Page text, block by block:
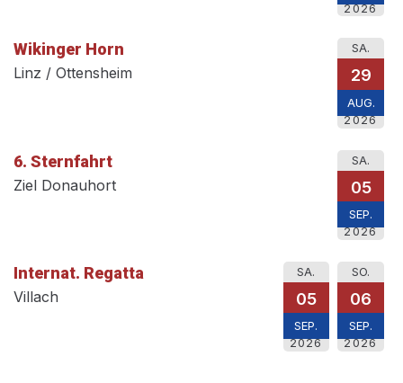
2026
SA.
29
AUG.
2026
Wikinger Horn
Linz / Ottensheim
SA.
05
SEP.
2026
6. Sternfahrt
Ziel Donauhort
SA.
05
SEP.
2026
SO.
06
SEP.
2026
Internat. Regatta
Villach